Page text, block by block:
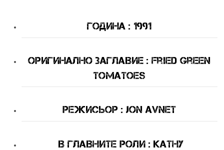
Година : 1991
Оригинално Заглавие : Fried Green
Tomatoes
Режисьор : Jon Avnet
В Главните Роли : Kathy